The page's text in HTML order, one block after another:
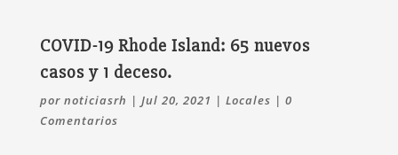
COVID-19 Rhode Island: 65 nuevos
casos y 1 deceso.
por noticiasrh | Jul 20, 2021 | Locales | 0
Comentarios